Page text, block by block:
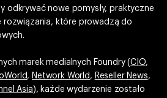
odkrywać nowe pomysły, praktyczne
rozwiązania, które prowadzą do
marek medialnych Foundry (CIO,
, Network World , Reseller News,
Asia), każde wydarzenie zostało